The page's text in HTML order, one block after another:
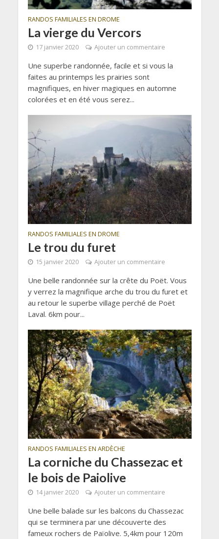
RANDOS FAMILIALES EN DROME
La vierge du Vercors
17 janvier 2020 Ajouter un commentaire
Une superbe randonnée, facile et si vous la
faites au printemps les prairies sont
magnifiques, en hiver magiques en automne
colorées et en été vous serez...
RANDOS FAMILIALES EN DROME
Le trou du furet
15 janvier 2020 Ajouter un commentaire
Une belle randonnée sur la crête du Poët. Vous
y verrez la magnifique arche du trou du furet et
au retour le superbe village perché de Poët
Laval. 6km pour...
RANDOS FAMILIALES EN ARDÈCHE
La corniche du Chassezac et
le bois de Paiolive
14 janvier 2020 Ajouter un commentaire
Une belle balade sur les balcons du Chassezac
qui se terminera par une découverte des
fameux rochers de Païolive. 5,4km pour 120m